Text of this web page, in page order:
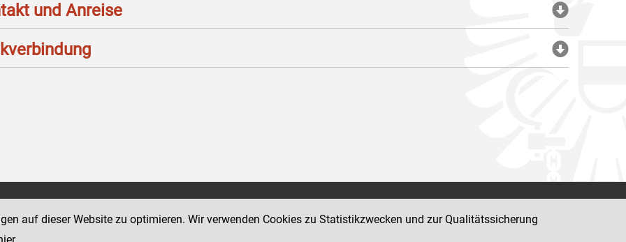
und Anreise
18-20
der Justiz und des BMJ
Impressum
auf dieser Website zu optimieren. Wir verwenden Cookies zu Statistikzwecken und zur Qualitätssicherung